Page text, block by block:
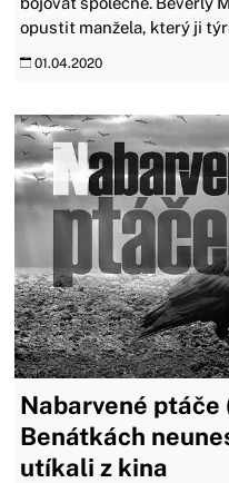
opustit manžela, který ji
01.04.2020
Nabarvené ptáče
Benátkách
utíkali z kina